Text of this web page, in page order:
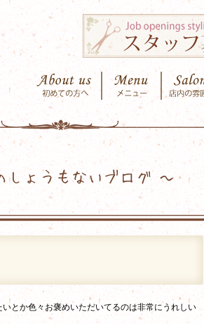
とか色々お褒めいただいてるのは非常にうれしい